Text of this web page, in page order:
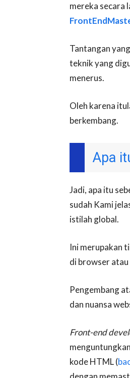
mereka secara
Tantangan
teknik yang
menerus.
Oleh karena
berkembang.
Apa
Jadi, apa itu
sudah Kami
istilah global.
Ini merupakan
di browser
Pengembang
dan nuansa
Front-end
kode HTML (